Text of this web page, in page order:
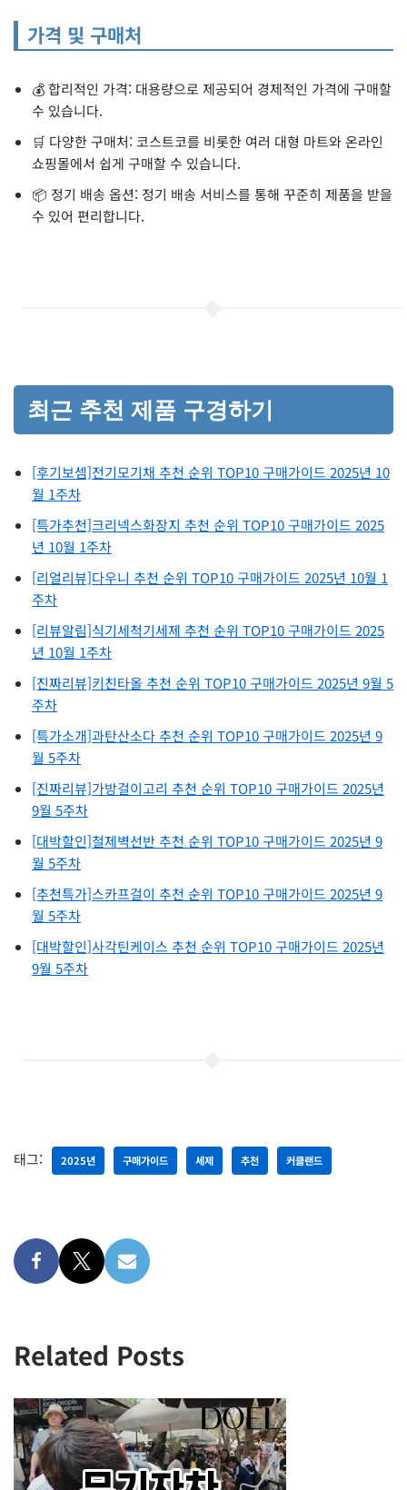
가격 및 구매처
💰 합리적인 가격: 대용량으로 제공되어 경제적인 가격에 구매할
수 있습니다.
🛒 다양한 구매처: 코스트코를 비롯한 여러 대형 마트와 온라인
쇼핑몰에서 쉽게 구매할 수 있습니다.
📦 정기 배송 옵션: 정기 배송 서비스를 통해 꾸준히 제품을 받을
수 있어 편리합니다.
최근 추천 제품 구경하기
[후기보셈]전기모기채 추천 순위 TOP10 구매가이드 2025년 10
월 1주차
[특가추천]크리넥스화장지 추천 순위 TOP10 구매가이드 2025
년 10월 1주차
[리얼리뷰]다우니 추천 순위 TOP10 구매가이드 2025년 10월 1
주차
[리뷰알림]식기세척기세제 추천 순위 TOP10 구매가이드 2025
년 10월 1주차
[진짜리뷰]키친타올 추천 순위 TOP10 구매가이드 2025년 9월 5
주차
[특가소개]과탄산소다 추천 순위 TOP10 구매가이드 2025년 9
월 5주차
[진짜리뷰]가방걸이고리 추천 순위 TOP10 구매가이드 2025년
9월 5주차
[대박할인]철제벽선반 추천 순위 TOP10 구매가이드 2025년 9
월 5주차
[추천특가]스카프걸이 추천 순위 TOP10 구매가이드 2025년 9
월 5주차
[대박할인]사각틴케이스 추천 순위 TOP10 구매가이드 2025년
9월 5주차
태그: 2025년 구매가이드 세제 추천 커클랜드
Related Posts